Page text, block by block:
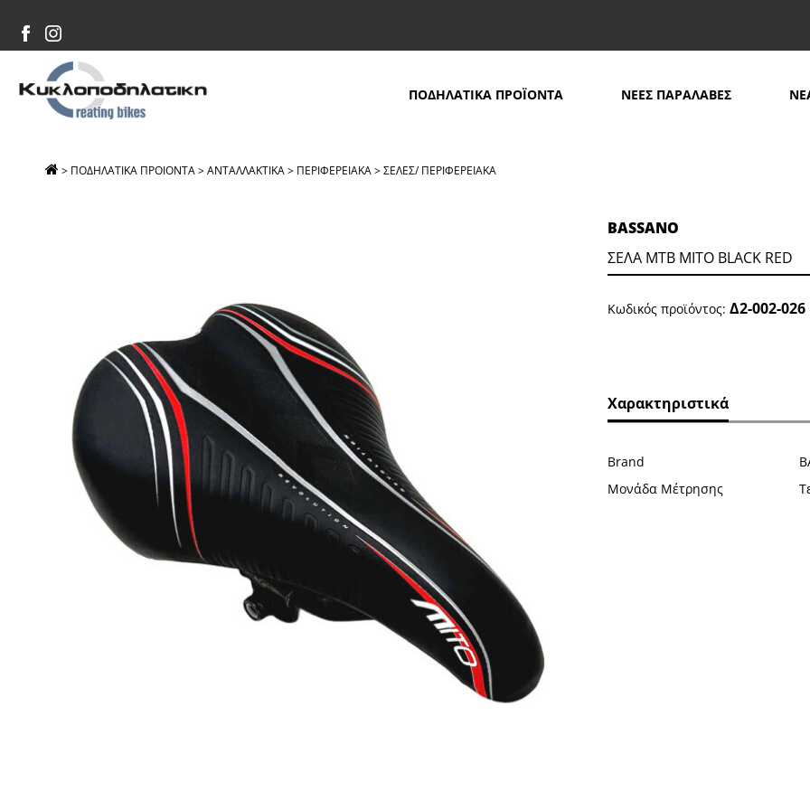
ΠΟΔΗΛΑΤΙΚΑ ΠΡΟΪΟΝΤΑ ΝΕΕΣ ΠΑΡΑΛΑΒΕΣ
> ΠΟΔΗΛΑΤΙΚΑ ΠΡΟΙΟΝΤΑ > ΑΝΤΑΛΛΑΚΤΙΚΑ > ΠΕΡΙΦΕΡΕΙΑΚΑ > ΣΕΛΕΣ/ ΠΕΡΙΦΕΡΕΙΑΚΑ
BASSANO
ΣΕΛΑ ΜΤΒ MITO BLACK RED
Κωδικός προϊόντος: Δ2-002-026
Χαρακτηριστικά
Brand
Μονάδα Μέτρησης